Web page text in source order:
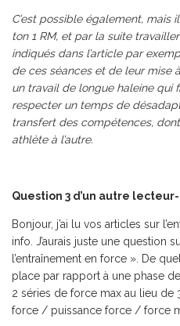
C’est possible également, mais
ton 1 RM, et par la suite
indiqués dans l’article par
de ces séances et de leur mise
un travail de longue haleine qui
respecter un temps de
transfert des compétences, dont
athlète à l’autre.
Question 3 d’un autre
Bonjour, j’ai lu vos articles sur
info. J’aurais juste une question
l’entraînement en force ». De
place par rapport à une phase
2 séries de force max au lieu de
force / puissance force / force